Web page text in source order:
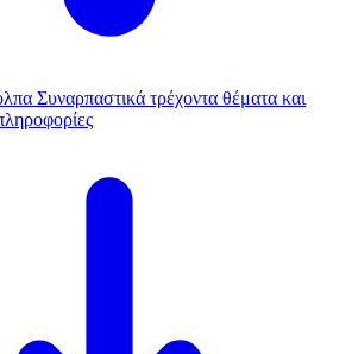
Συναρπαστικά τρέχοντα θέματα και